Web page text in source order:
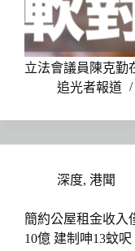
立法會議員陳克
追光者報道
深度, 港聞
簡約公屋租金收入
10億 建制呻13蚊